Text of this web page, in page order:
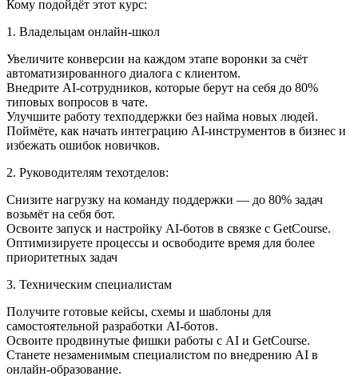
Кому подойдёт этот курс:
1. Владельцам онлайн‑школ
Увеличите конверсии на каждом этапе воронки за счёт
автоматизированного диалога с клиентом.
Внедрите AI-сотрудников, которые берут на себя до 80%
типовых вопросов в чате.
Улучшите работу техподдержки без найма новых людей.
Поймёте, как начать интеграцию AI-инструментов в бизнес и
избежать ошибок новичков.
2. Руководителям техотделов:
Снизите нагрузку на команду поддержки — до 80% задач
возьмёт на себя бот.
Освоите запуск и настройку AI-ботов в связке с GetCourse.
Оптимизируете процессы и освободите время для более
приоритетных задач
3. Техническим специалистам
Получите готовые кейсы, схемы и шаблоны для
самостоятельной разработки AI-ботов.
Освоите продвинутые фишки работы с AI и GetCourse.
Станете незаменимым специалистом по внедрению AI в
онлайн-образование.